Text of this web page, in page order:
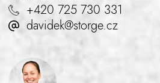
+420 725 730 331
davidek@storge.cz